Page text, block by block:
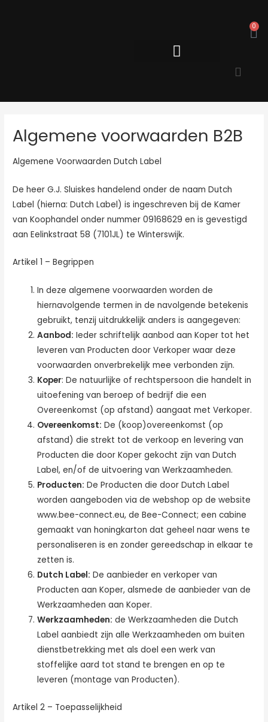
0
Algemene voorwaarden B2B
Algemene Voorwaarden Dutch Label
De heer G.J. Sluiskes handelend onder de naam Dutch
Label (hierna: Dutch Label) is ingeschreven bij de Kamer
van Koophandel onder nummer 09168629 en is gevestigd
aan Eelinkstraat 58 (7101JL) te Winterswijk.
Artikel 1 – Begrippen
In deze algemene voorwaarden worden de
hiernavolgende termen in de navolgende betekenis
gebruikt, tenzij uitdrukkelijk anders is aangegeven:
Aanbod: Ieder schriftelijk aanbod aan Koper tot het
leveren van Producten door Verkoper waar deze
voorwaarden onverbrekelijk mee verbonden zijn.
Koper: De natuurlijke of rechtspersoon die handelt in
uitoefening van beroep of bedrijf die een
Overeenkomst (op afstand) aangaat met Verkoper.
Overeenkomst: De (koop)overeenkomst (op
afstand) die strekt tot de verkoop en levering van
Producten die door Koper gekocht zijn van Dutch
Label, en/of de uitvoering van Werkzaamheden.
Producten: De Producten die door Dutch Label
worden aangeboden via de webshop op de website
www.bee-connect.eu, de Bee-Connect; een cabine
gemaakt van honingkarton dat geheel naar wens te
personaliseren is en zonder gereedschap in elkaar te
zetten is.
Dutch Label: De aanbieder en verkoper van
Producten aan Koper, alsmede de aanbieder van de
Werkzaamheden aan Koper.
Werkzaamheden: de Werkzaamheden die Dutch
Label aanbiedt zijn alle Werkzaamheden om buiten
dienstbetrekking met als doel een werk van
stoffelijke aard tot stand te brengen en op te
leveren (montage van Producten).
Artikel 2 – Toepasselijkheid